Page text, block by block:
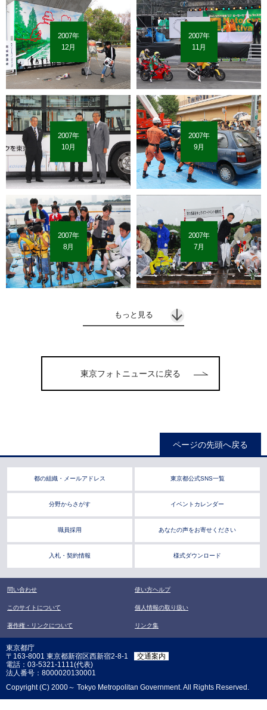
2007年
12月
2007年
11月
2007年
10月
2007年
9月
2007年
8月
2007年
7月
もっと見る
東京フォトニュースに戻る
ページの先頭へ戻る
都の組織・メールアドレス 東京都公式SNS一覧
分野からさがす イベントカレンダー
職員採用 あなたの声をお寄せください
入札・契約情報 様式ダウンロード
問い合わせ 使い方ヘルプ
このサイトについて 個人情報の取り扱い
著作権・リンクについて リンク集
東京都庁
〒163-8001 東京都新宿区西新宿2-8-1
交通案内
電話：03-5321-1111(代表)
法人番号：8000020130001
Copyright (C) 2000～ Tokyo Metropolitan Government. All Rights Reserved.